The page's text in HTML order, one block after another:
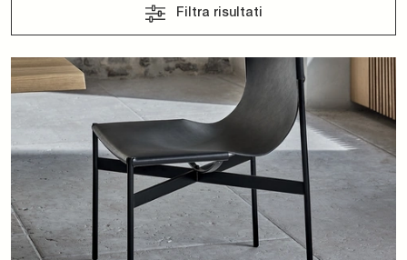
Filtra risultati